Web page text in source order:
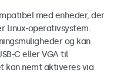
med enheder, der
Linux-operativsystem.
og kan
C eller VGA til
kan nemt aktiveres via